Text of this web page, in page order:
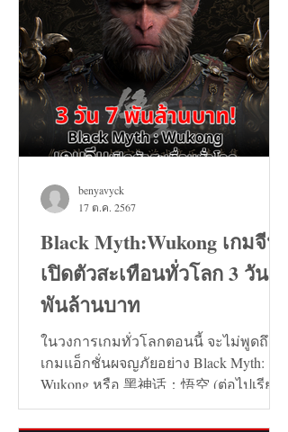
Black Myth:Wukong เกมจีน
เปิดตัวสะเทือนทั่วโลก 3 วัน 7
พันล้านบาท
ในวงการเกมทั่วโลกตอนนี้ จะไม่พูดถึง
เกมแอ็กชั่นผจญภัยอย่าง Black Myth:
Wukong หรือ 黑神话：悟空 (ต่อไปเรียก
ว่า เกมหงอคง) ไม่ได้เลย...
benyavyck
17 ต.ค. 2567